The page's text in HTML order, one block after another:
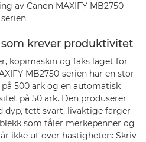
av Canon MAXIFY MB2750-
serien
krever produktivitet
kopimaskin og faks laget for
MB2750-serien har en stor
500 ark og en automatisk
på 50 ark. Den produserer
dyp, tett svart, livaktige farger
som tåler merkepenner og
ikke ut over hastigheten: Skriv